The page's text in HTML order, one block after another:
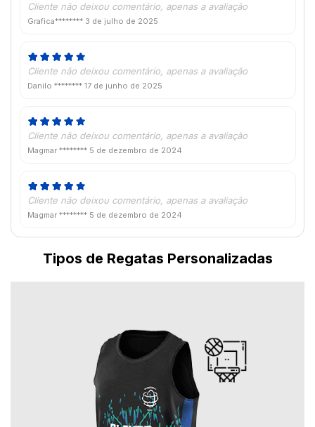
Cliente não deixou comentário, apenas a avaliação
Grafica******** 3 de julho de 2025
Cliente não deixou comentário, apenas a avaliação
Danilo ******** 17 de junho de 2025
Cliente não deixou comentário, apenas a avaliação
Magmar ******** 5 de dezembro de 2024
Cliente não deixou comentário, apenas a avaliação
Magmar ******** 5 de dezembro de 2024
Tipos de Regatas Personalizadas